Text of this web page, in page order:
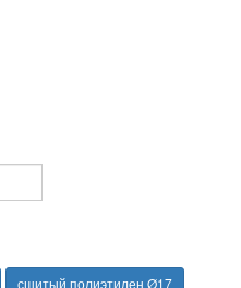
сшитый полиэтилен Ø17